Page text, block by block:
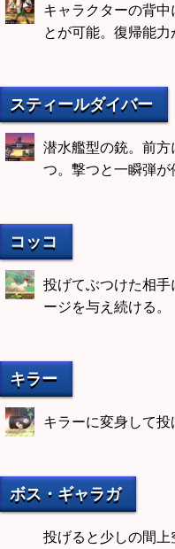
キャラクターの背
とが可能。復帰能力
スティールダイバー
潜水艦型の銃。前
つ。撃つと一瞬弾が
コッコ
投げてぶつけた相
ージを与え続ける。
キラー
キラーに変身して投
ボス・ギャラガ
投げると少しの間